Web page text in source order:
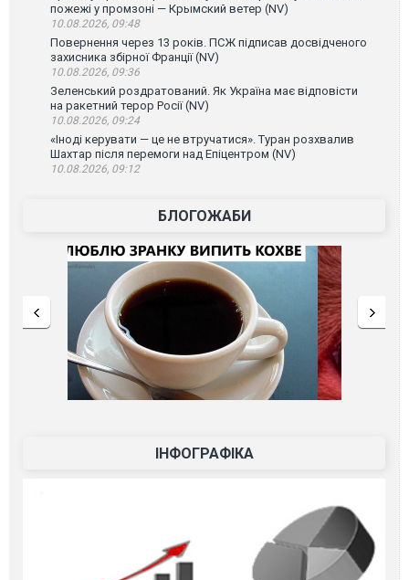
пожежі у промзоні — Крымский ветер (NV)
10.08.2026, 09:48
Повернення через 13 років. ПСЖ підписав досвідченого
захисника збірної Франції (NV)
10.08.2026, 09:36
Зеленський роздратований. Як Україна має відповісти
на ракетний терор Росії (NV)
10.08.2026, 09:24
«Іноді керувати — це не втручатися». Туран розхвалив
Шахтар після перемоги над Епіцентром (NV)
10.08.2026, 09:12
БЛОГОЖАБИ
ІНФОГРАФІКА